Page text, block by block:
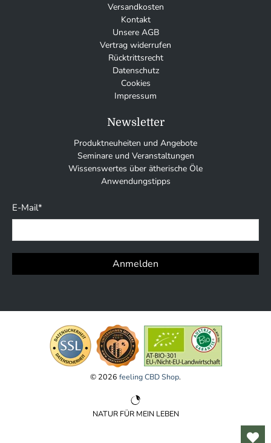
Versandkosten
Kontakt
Unsere AGB
Vertrag widerrufen
Rücktrittsrecht
Datenschutz
Cookies
Impressum
Newsletter
Produktneuheiten und Angebote
Seminare und Veranstaltungen
Wissenswertes über ätherische Öle
Anwendungstipps
E-Mail*
Anmelden
© 2026 feeling CBD Shop.
NATUR FÜR MEIN LEBEN